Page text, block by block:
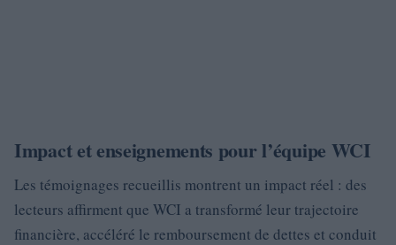
Impact et enseignements pour l’équipe WCI
Les témoignages recueillis montrent un impact réel : des
lecteurs affirment que WCI a transformé leur trajectoire
financière, accéléré le remboursement de dettes et conduit